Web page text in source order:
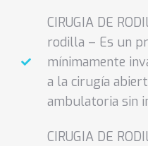
CIRUGIA DE
rodilla – Es un
mínimamente
a la cirugía
ambulatoria sin
CIRUGIA DE